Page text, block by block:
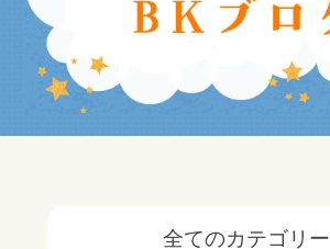
全てのカテゴリー